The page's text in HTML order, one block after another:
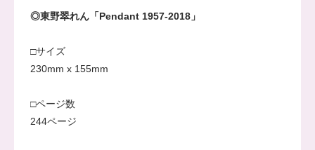
◎東野翠れん「Pendant 1957-2018」
□サイズ
230mm x 155mm
□ページ数
244ページ